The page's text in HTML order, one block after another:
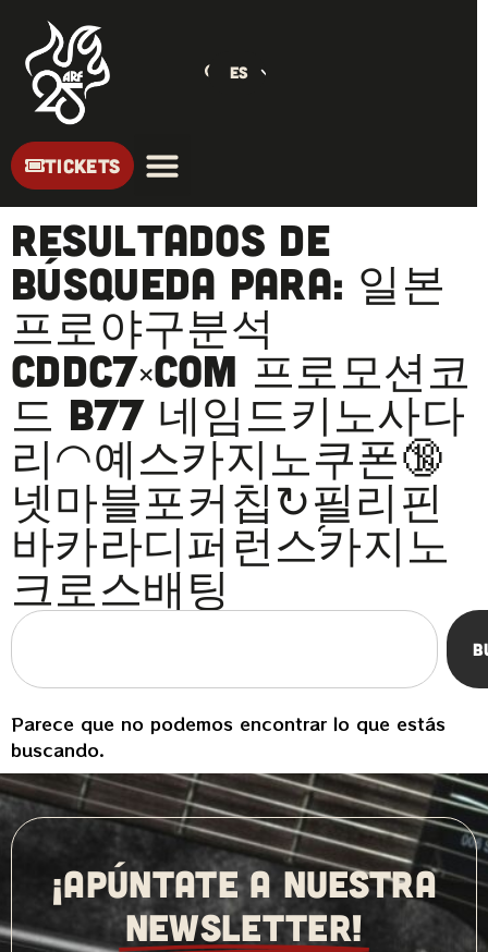
ES
TICKETS
Resultados de
búsqueda para: 일본
프로야구분석
cddc7༝com 프로모션코
드 B77 네임드키노사다
리◠예스카지노쿠폰🔞
넷마블포커칩↻필리핀
바카라디퍼런스֝카지노
크로스배팅
Parece que no podemos encontrar lo que estás
buscando.
¡APÚNTATE A NUESTRA
NEWSLETTER!